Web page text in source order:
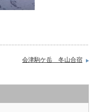
会津駒ケ岳 冬山合宿